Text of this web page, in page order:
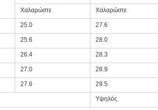
Χαλαρώστε Χαλαρώστε
25.0 27.6
25.6 28.0
26.4 28.3
27.0 28.9
27.6 29.5
Υψηλός